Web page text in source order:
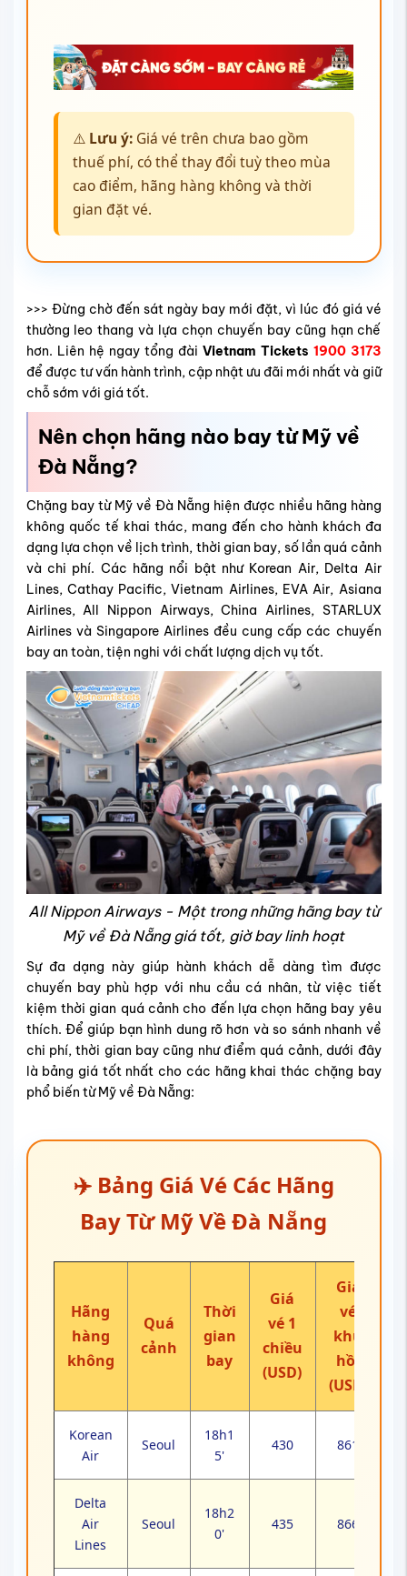
⚠️ Lưu ý:Giá vé trên chưa bao gồm
thuế phí, có thể thay đổi tuỳ theo mùa
cao điểm, hãng hàng không và thời
gian đặt vé.
>>> Đừng chờ đến sát ngày bay mới đặt, vì lúc đó giá vé
thường leo thang và lựa chọn chuyến bay cũng hạn chế
hơn. Liên hệ ngay tổng đài Vietnam Tickets 1900 3173
để được tư vấn hành trình, cập nhật ưu đãi mới nhất và giữ
chỗ sớm với giá tốt.
Nên chọn hãng nào bay từ Mỹ về
Đà Nẵng?
Chặng bay từ Mỹ về Đà Nẵng hiện được nhiều hãng hàng
không quốc tế khai thác, mang đến cho hành khách đa
dạng lựa chọn về lịch trình, thời gian bay, số lần quá cảnh
và chi phí. Các hãng nổi bật như Korean Air, Delta Air
Lines, Cathay Pacific, Vietnam Airlines, EVA Air, Asiana
Airlines, All Nippon Airways, China Airlines, STARLUX
Airlines và Singapore Airlines đều cung cấp các chuyến
bay an toàn, tiện nghi với chất lượng dịch vụ tốt.
All Nippon Airways - Một trong những hãng bay từ
Mỹ về Đà Nẵng giá tốt, giờ bay linh hoạt
Sự đa dạng này giúp hành khách dễ dàng tìm được
chuyến bay phù hợp với nhu cầu cá nhân, từ việc tiết
kiệm thời gian quá cảnh cho đến lựa chọn hãng bay yêu
thích. Để giúp bạn hình dung rõ hơn và so sánh nhanh về
chi phí, thời gian bay cũng như điểm quá cảnh, dưới đây
là bảng giá tốt nhất cho các hãng khai thác chặng bay
phổ biến từ Mỹ về Đà Nẵng:
✈️ Bảng Giá Vé Các Hãng
Bay Từ Mỹ Về Đà Nẵng
Hãng
hàng
không
Quá
cảnh
Thời
gian
bay
Giá
vé 1
chiều
(USD)
Giá
vé
khứ
hồi
(USD)
Korean
Air
Seoul
18h1
5'
430 861
Delta
Air
Lines
Seoul
18h2
0'
435 866